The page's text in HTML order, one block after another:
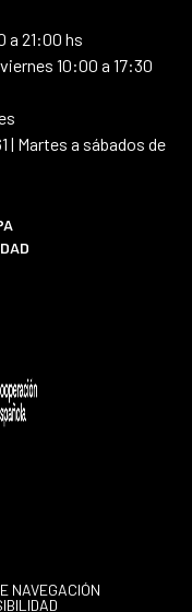
a 21:00 hs
10:00 a 17:30
| Martes a sábados de
NAVEGACIÓN